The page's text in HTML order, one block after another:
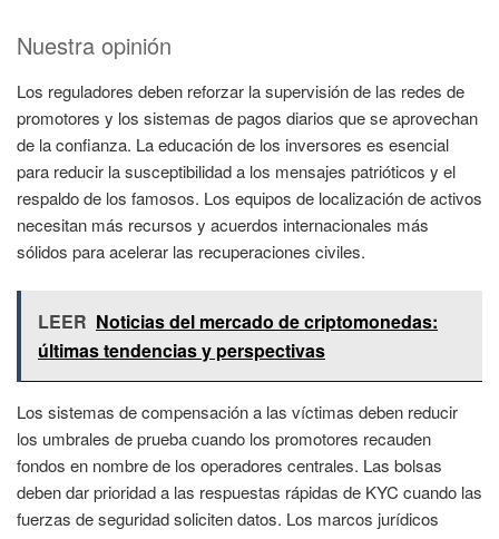
Nuestra opinión
Los reguladores deben reforzar la supervisión de las redes de
promotores y los sistemas de pagos diarios que se aprovechan
de la confianza. La educación de los inversores es esencial
para reducir la susceptibilidad a los mensajes patrióticos y el
respaldo de los famosos. Los equipos de localización de activos
necesitan más recursos y acuerdos internacionales más
sólidos para acelerar las recuperaciones civiles.
LEER Noticias del mercado de criptomonedas:
últimas tendencias y perspectivas
Los sistemas de compensación a las víctimas deben reducir
los umbrales de prueba cuando los promotores recauden
fondos en nombre de los operadores centrales. Las bolsas
deben dar prioridad a las respuestas rápidas de KYC cuando las
fuerzas de seguridad soliciten datos. Los marcos jurídicos